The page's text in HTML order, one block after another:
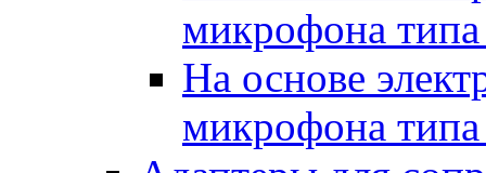
микрофона
На основе
микрофона